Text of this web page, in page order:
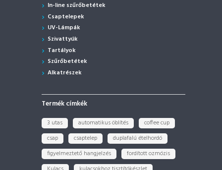
In-line szűrőbetétek
Csaptelepek
UV-Lámpák
Szivattyúk
Tartályok
Szűrőbetétek
Alkatrészek
Termék címkék
3 utas automatikus öblítés
coffee cup
csap
csaptelep
duplafalú ételhordó
figyelmeztető hangjelzés
fordított ozmózis